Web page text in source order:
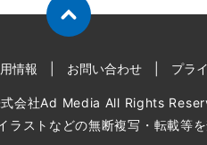
情報 お問い合わせ プラ
会社Ad Media All Rights
ラストなどの無断複写・転載等を